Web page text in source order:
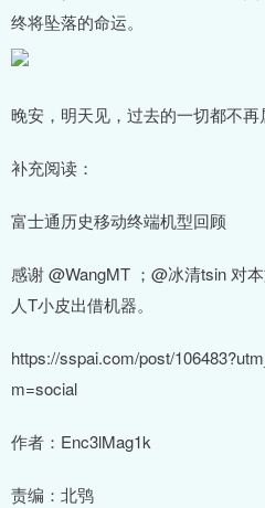
终将坠落的命运。
晚安，明天见，过去的一切都不再
补充阅读：
富士通历史移动终端机型回顾
感谢 @WangMT ；@冰清tsin 对
人T小皮出借机器。
https://sspai.com/post/
m=social
作者：Enc3lMag1k
责编：北鸮